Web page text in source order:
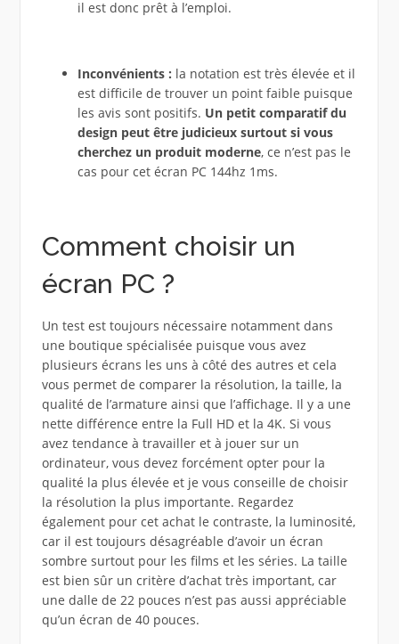
il est donc prêt à l’emploi.
Inconvénients : la notation est très élevée et il
est difficile de trouver un point faible puisque
les avis sont positifs. Un petit comparatif du
design peut être judicieux surtout si vous
cherchez un produit moderne, ce n’est pas le
cas pour cet écran PC 144hz 1ms.
Comment choisir un
écran PC ?
Un test est toujours nécessaire notamment dans
une boutique spécialisée puisque vous avez
plusieurs écrans les uns à côté des autres et cela
vous permet de comparer la résolution, la taille, la
qualité de l’armature ainsi que l’affichage. Il y a une
nette différence entre la Full HD et la 4K. Si vous
avez tendance à travailler et à jouer sur un
ordinateur, vous devez forcément opter pour la
qualité la plus élevée et je vous conseille de choisir
la résolution la plus importante. Regardez
également pour cet achat le contraste, la luminosité,
car il est toujours désagréable d’avoir un écran
sombre surtout pour les films et les séries. La taille
est bien sûr un critère d’achat très important, car
une dalle de 22 pouces n’est pas aussi appréciable
qu’un écran de 40 pouces.